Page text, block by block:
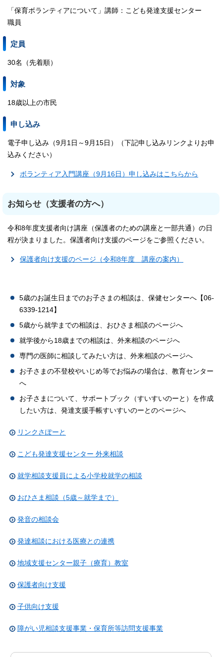
「保育ボランティアについて」講師：こども発達支援センター
職員
定員
30名（先着順）
対象
18歳以上の市民
申し込み
電子申し込み（9月1日～9月15日）（下記申し込みリンクよりお申
込みください）
ボランティア入門講座（9月16日）申し込みはこちらから
お知らせ（支援者の方へ）
令和8年度支援者向け講座（保護者のための講座と一部共通）の日
程が決まりました。保護者向け支援のページをご参照ください。
保護者向け支援のページ（令和8年度 講座の案内）
5歳のお誕生日までのお子さまの相談は、保健センターへ【06‐
6339‐1214】
5歳から就学までの相談は、おひさま相談のページへ
就学後から18歳までの相談は、外来相談のページへ
専門の医師に相談してみたい方は、外来相談のページへ
お子さまの不登校やいじめ等でお悩みの場合は、教育センター
へ
お子さまについて、サポートブック（すいすいのーと）を作成
したい方は、発達支援手帳すいすいのーとのページへ
リンクさぽーと
こども発達支援センター 外来相談
就学相談支援員による小学校就学の相談
おひさま相談（5歳～就学まで）
発音の相談会
発達相談における医療との連携
地域支援センター親子（療育）教室
保護者向け支援
子供向け支援
障がい児相談支援事業・保育所等訪問支援事業